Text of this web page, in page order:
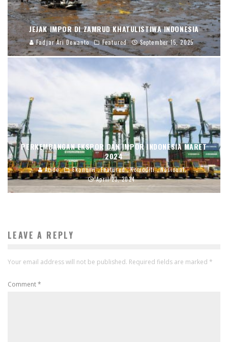
JEJAK IMPOR DI ZAMRUD KHATULISTIWA INDONESIA
Fadjar Ari Dewanto Featured September 15, 2025
PERKEMBANGAN EKSPOR DAN IMPOR INDONESIA MARET
2024
Aride Ekonomi Featured Komoditi
Nasional
April 23, 2024
LEAVE A REPLY
Your email address will not be published. Required fields are marked *
Comment*